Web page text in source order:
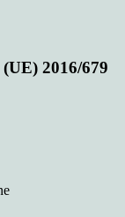
2016/679